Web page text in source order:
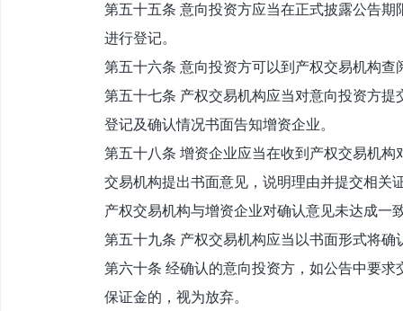
第五十五条 意向投资方应当在正式披露公告
进行登记。
第五十六条 意向投资方可以到产权交易机构
第五十七条 产权交易机构应当对意向投资方
登记及确认情况书面告知增资企业。
第五十八条 增资企业应当在收到产权交易机
交易机构提出书面意见，说明理由并提交相关
产权交易机构与增资企业对确认意见未达成一
第五十九条 产权交易机构应当以书面形式将确
第六十条 经确认的意向投资方，如公告中要
保证金的，视为放弃。